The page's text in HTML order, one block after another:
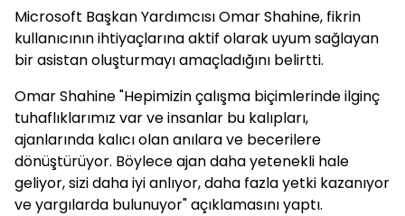
Microsoft Başkan Yardımcısı Omar Shahine, fikrin
kullanıcının ihtiyaçlarına aktif olarak uyum sağlayan
bir asistan oluşturmayı amaçladığını belirtti.
Omar Shahine "Hepimizin çalışma biçimlerinde ilginç
tuhaflıklarımız var ve insanlar bu kalıpları,
ajanlarında kalıcı olan anılara ve becerilere
dönüştürüyor. Böylece ajan daha yetenekli hale
geliyor, sizi daha iyi anlıyor, daha fazla yetki kazanıyor
ve yargılarda bulunuyor" açıklamasını yaptı.